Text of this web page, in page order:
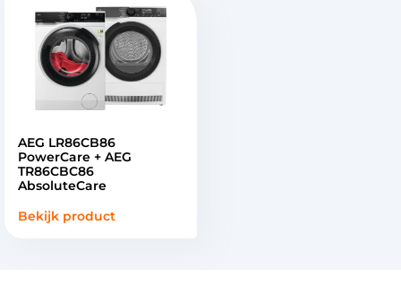
AEG LR86CB86
PowerCare + AEG
TR86CBC86
AbsoluteCare
Bekijk product